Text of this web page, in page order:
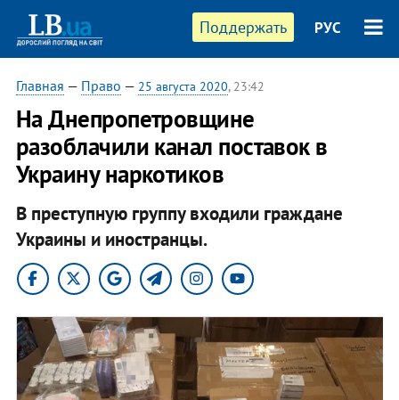
Поддержать РУС
Главная — Право — 25 августа 2020, 23:42
На Днепропетровщине
разоблачили канал поставок в
Украину наркотиков
В преступную группу входили граждане
Украины и иностранцы.